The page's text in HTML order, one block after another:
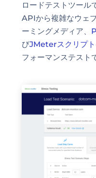
ロードテストツール
APIから複雑なウェ
ーミングメディア、
びJMeterスクリプト
フォーマンステスト